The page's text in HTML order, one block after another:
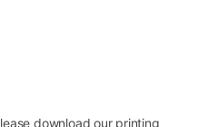
download our printing